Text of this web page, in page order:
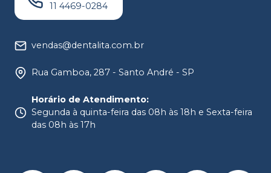
11 4469-0284
vendas@dentalita.com.br
Rua Gamboa, 287 - Santo André - SP
Horário de Atendimento:
Segunda à quinta-feira das 08h às 18h e Sexta-feira
das 08h às 17h